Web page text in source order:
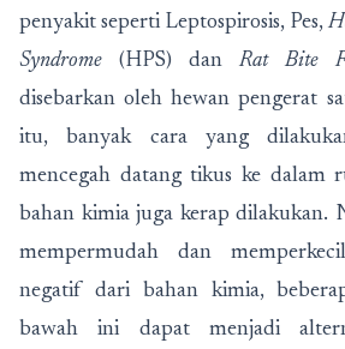
penyakit seperti Leptospirosis, Pes,
Syndrome (HPS) dan Rat Bite
disebarkan oleh hewan pengerat
itu, banyak cara yang
mencegah datang tikus ke dalam
bahan kimia juga kerap dilakukan.
mempermudah dan
negatif dari bahan kimia,
bawah ini dapat menjadi